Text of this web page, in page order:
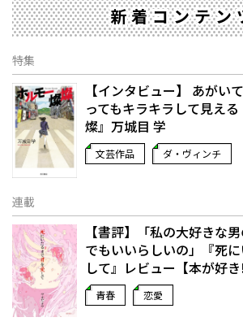
新着コンテン
特集
【インタビュー】 あがい
ってもキラキラして見え
燦』万城目 学
文芸作品 ダ・ヴィンチ
連載
【書評】「私の大好きな
でもいいらしいの」――『死
して』レビュー【本が好
青春 恋愛